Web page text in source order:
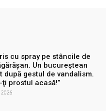
cu spray pe stâncile de
Un bucureștean
după gestul de vandalism.
ţi prostul acasă!”